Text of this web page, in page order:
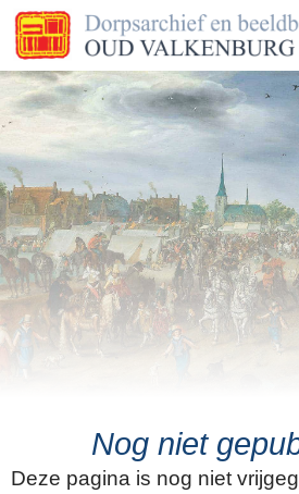
Nog niet
Deze pagina is nog niet